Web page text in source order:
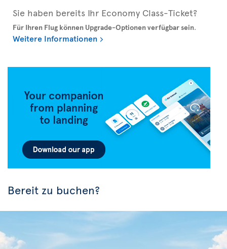
Sie haben bereits Ihr Economy Class-Ticket?
Für Ihren Flug können Upgrade-Optionen verfügbar sein.
Weitere Informationen
Bereit zu buchen?